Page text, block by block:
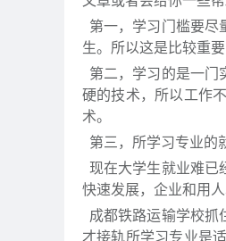
第一，学习门槛要尽
生。所以这是比较重
第二，学习的是一门
硬的技术，所以工作
术。
第三，所学习专业的
现在大学生就业难已
快速发展，企业和用
成都铁路运输学校抓
才接轨所学习专业是